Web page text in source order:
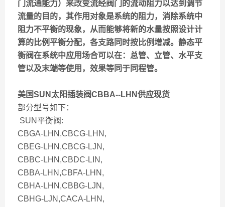
门流通能力）来改变流经阀门的流动阻力以达到调节
流量的目的，其作用对象是系统的阻力，消除系统中
阻力不平衡的现象，从而能够将新的水量按照设计计
算的比例平衡分配，各支路同时按比例增减。静态平
衡阀在系统中应用场合可以在：总管、立管、水平支
管以及末端等使用，效果等同于同程管。
美国SUN太阳插装阀CBBA--LHN供应现货
部分型号如下：
SUN平衡阀:
CBGA-LHN,CBCG-LHN,
CBEG-LHN,CBCG-LJN,
CBBC-LHN,CBDC-LIN,
CBBA-LHN,CBFA-LHN,
CBHA-LHN,CBBG-LJN,
CBHG-LJN,CACA-LHN,